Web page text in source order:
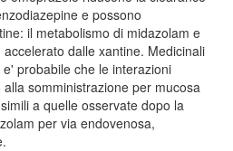
e possono
il metabolismo di midazolam e
dalle xantine. Medicinali
probabile che le interazioni
somministrazione per mucosa
a quelle osservate dopo la
per via endovenosa,